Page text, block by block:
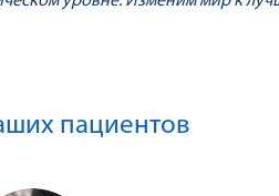
пациентов